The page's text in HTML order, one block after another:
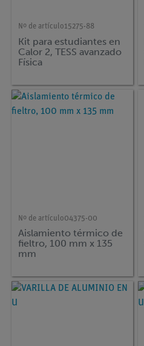
Nº de artículo15275-88
Kit para estudiantes en
Calor 2, TESS avanzado
Física
Nº de artículo04375-00
Aislamiento térmico de
fieltro, 100 mm x 135
mm